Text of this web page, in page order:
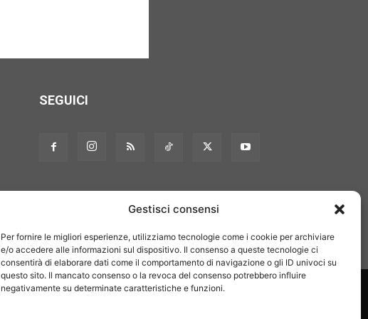
Gestisci consensi
Per fornire le migliori esperienze, utilizziamo tecnologie come i cookie per archiviare
e/o accedere alle informazioni sul dispositivo. Il consenso a queste tecnologie ci
consentirà di elaborare dati come il comportamento di navigazione o gli ID univoci su
questo sito. Il mancato consenso o la revoca del consenso potrebbero influire
negativamente su determinate caratteristiche e funzioni.
SEGUICI
Collabora con noi Pubblicità Privacy policy Linee editoriali